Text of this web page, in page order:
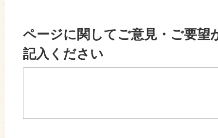
ページに関してご意見・ご要望
記入ください